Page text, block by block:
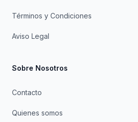
Términos y Condiciones
Aviso Legal
Sobre Nosotros
Contacto
Quienes somos